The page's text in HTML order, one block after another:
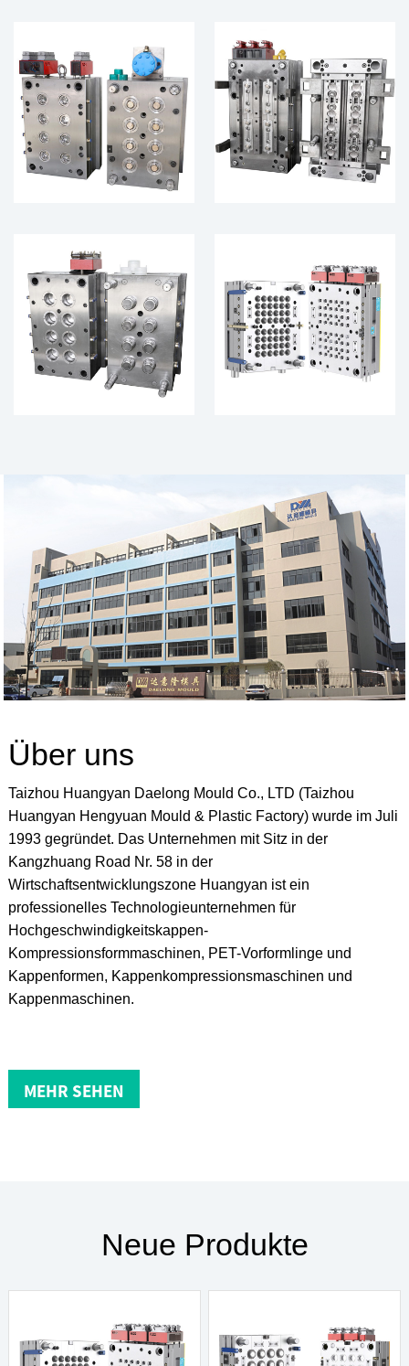
Über uns
Taizhou Huangyan Daelong Mould Co., LTD (Taizhou
Huangyan Hengyuan Mould & Plastic Factory) wurde im Juli
1993 gegründet. Das Unternehmen mit Sitz in der
Kangzhuang Road Nr. 58 in der
Wirtschaftsentwicklungszone Huangyan ist ein
professionelles Technologieunternehmen für
Hochgeschwindigkeitskappen-
Kompressionsformmaschinen, PET-Vorformlinge und
Kappenformen, Kappenkompressionsmaschinen und
Kappenmaschinen.
MEHR SEHEN
Neue Produkte